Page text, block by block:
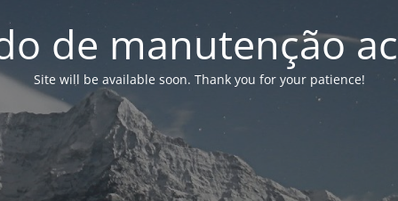
de manutenção
Site will be available soon. Thank you for your patience!